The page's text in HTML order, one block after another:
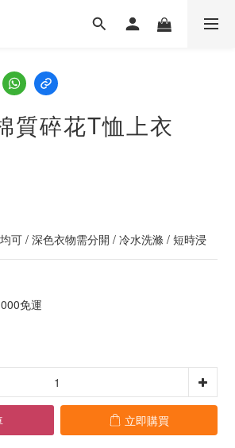
質碎花T恤上衣
可 / 深色衣物需分開 / 冷水洗滌 / 短時浸
免運
立即購買